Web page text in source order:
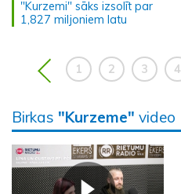
"Kurzemi" sāks izsolīt par
1,827 miljoniem latu
1 2 3 4
Birkas "Kurzeme" video